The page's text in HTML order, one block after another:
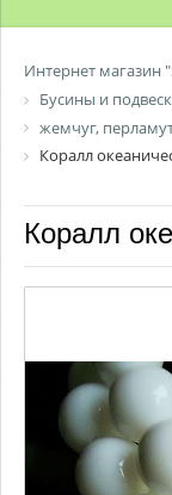
Интернет магазин
Бусины и
жемчуг,
Коралл
Коралл